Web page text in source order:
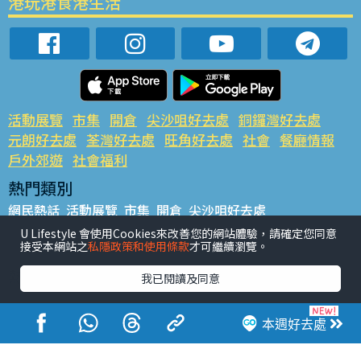
本週好去處
活動展覽 市集 開倉 尖沙咀好去處 銅鑼灣好去處
元朗好去處 荃灣好去處 旺角好去處 社會 餐廳情報
戶外郊遊 社會福利
熱門類別
網民熱話 活動展覽 市集 開倉 尖沙咀好去處
銅鑼灣好去處 元朗好去處 荃灣好去處 旺角好去處 社會
餐廳情報 戶外郊遊
熱門標籤
#UGO搵好去處 #人氣活動推介 #美食社群熱話
#親子玩樂好去處
#ULifestyle應用程式
#限時搶
#UJetso禮物放送
#ULifestyle商戶中心 #著數 #網絡熱話
U Lifestyle 會使用Cookies來改善您的網站體驗，請確定您同意
接受本網站之私隱政策和使用條款才可繼續瀏覽。
我已閱讀及同意